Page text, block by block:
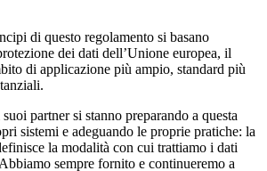
di questo regolamento si basano
dei dati dell’Unione europea, il
di applicazione più ampio, standard più
suoi partner si stanno preparando a questa
sistemi e adeguando le proprie pratiche: la
la modalità con cui trattiamo i dati
sempre fornito e continueremo a